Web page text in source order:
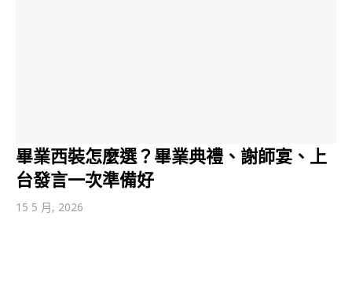
畢業西裝怎麼選？畢業典禮、謝師宴、上
台發言一次準備好
15 5 月, 2026